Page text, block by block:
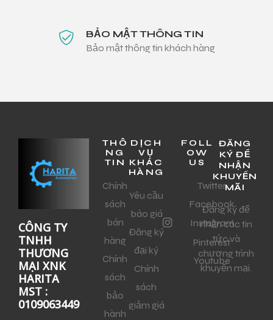
BẢO MẬT THÔNG TIN
Bảo mật thông tin khách hàng
CÔNG TY
TNHH
THƯƠNG
MẠI XNK
HARITA
MST :
0109063449
THÔ
NG
TIN
Chính
sách
bán
hàng
Chính
sách
bảo
hành
DỊCH
VỤ
KHÁC
HÀNG
Yêu cầu
báo giá
Đăng ký
đại ký
Chính
sách
giảm giá
FOLL
OW
US
Twitter
Facebook
Instagram
Pinterest
Youtube
ĐĂNG
KÝ ĐỂ
NHẬN
KHUYẾN
MÃI
Đăng ký để
nhận các tin
tức và
chương trình
khuyến mại.